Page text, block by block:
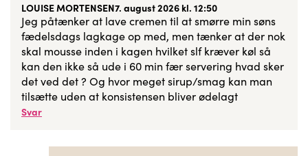
LOUISE MORTENSEN7. august 2026 kl. 12:50
Jeg påtænker at lave cremen til at smørre min søns
fædelsdags lagkage op med, men tænker at der nok
skal mousse inden i kagen hvilket slf kræver køl så
kan den ikke så ude i 60 min fær servering hvad sker
det ved det ? Og hvor meget sirup/smag kan man
tilsætte uden at konsistensen bliver ødelagt
Svar